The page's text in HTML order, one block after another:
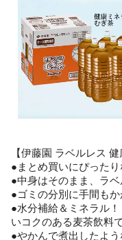
【伊藤園 ラベルレス
●まとめ買いにぴったり
●中身はそのまま、ラベ
●ゴミの分別に手間もか
●水分補給＆ミネラル
いコクのある麦茶飲料で
●やかんで煮出したよ